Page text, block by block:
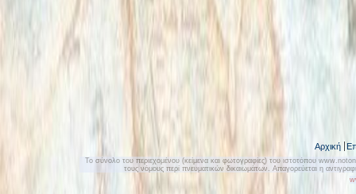
Αρχική
Το σύνολο του περιεχομένου (κείμενα και φωτογραφίες) του ιστοτόπου
τους νόμους περί πνευματικών δικαιωμάτων. Απαγορεύεται η